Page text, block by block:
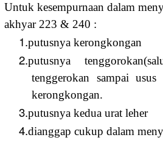
Untuk kesempurnaan dalam
akhyar 223 & 240 :
1.putusnya kerongkongan
2.putusnya
tenggerokan sampai
kerongkongan.
3.putusnya kedua urat leher
4.dianggap cukup dalam